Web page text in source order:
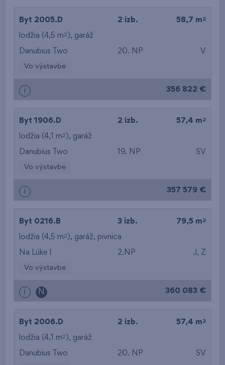
Byt 2005.D 2 izb. 58,7 m 2
lodžia (4,5 m2 ), garáž
Danubius Two 20. NP V
Vo výstavbe
i 356 822 €
Byt 1906.D 2 izb. 57,4 m 2
lodžia (4,1 m2 ), garáž
Danubius Two 19. NP SV
Vo výstavbe
i 357 579 €
Byt 0216.B 3 izb. 79,5 m 2
lodžia (4,5 m2 ), garáž, pivnica
Na Lúke I 2.NP J, Z
Vo výstavbe
i N 360 083 €
Byt 2006.D 2 izb. 57,4 m 2
lodžia (4,1 m2 ), garáž
Danubius Two 20. NP SV